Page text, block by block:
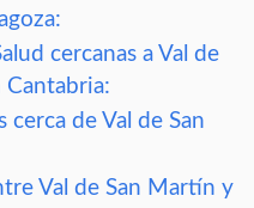
cercanas a Val de
de Val de San
Val de San Martín y